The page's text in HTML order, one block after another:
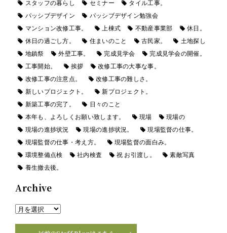
スタッフの暮らし セミナー
タイル工事。
パッシブデザイン
パッシブデザイン勉強会
マンション改修工事。
上棟式 不動産事業部
休日。
休日の過ごし方。
住まいのこと 古民家。
土地探し
地鎮祭
外壁工事。 完成見学会
完成見学会の開催。
工事開始。
挨拶
改修工事の大事な事。
改修工事の注意点。
改修工事の難しさ。
新しいプロジェクト。
新プロジェクト。
新築工事の完了。
日々のこと
本年も、よろしくお願い致します。
現場
現場の
現場の進捗状況
現場の進捗状況。
現場監督の仕事。
現場監督の仕事・考え方。
現場監督の面白み。
環境整備点検
社内検査 祝 お引渡し。
素敵写真
養生撤去後。
Archive